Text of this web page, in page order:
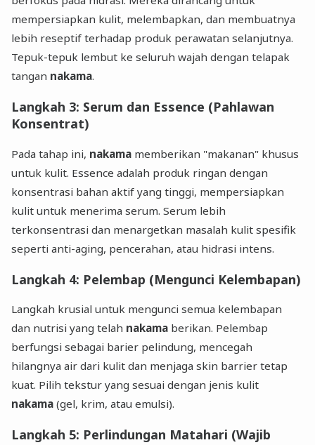
mempersiapkan kulit, melembapkan, dan membuatnya
lebih reseptif terhadap produk perawatan selanjutnya.
Tepuk-tepuk lembut ke seluruh wajah dengan telapak
tangan nakama.
Langkah 3: Serum dan Essence (Pahlawan
Konsentrat)
Pada tahap ini, nakama memberikan "makanan" khusus
untuk kulit. Essence adalah produk ringan dengan
konsentrasi bahan aktif yang tinggi, mempersiapkan
kulit untuk menerima serum. Serum lebih
terkonsentrasi dan menargetkan masalah kulit spesifik
seperti anti-aging, pencerahan, atau hidrasi intens.
Langkah 4: Pelembap (Mengunci Kelembapan)
Langkah krusial untuk mengunci semua kelembapan
dan nutrisi yang telah nakama berikan. Pelembap
berfungsi sebagai barier pelindung, mencegah
hilangnya air dari kulit dan menjaga skin barrier tetap
kuat. Pilih tekstur yang sesuai dengan jenis kulit
nakama (gel, krim, atau emulsi).
Langkah 5: Perlindungan Matahari (Wajib